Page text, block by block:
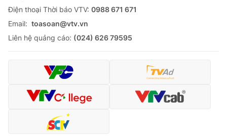
Ðiện thoại Thời báo VTV: 0988 671 671
Email: toasoan@vtv.vn
Liên hệ quảng cáo: (024) 626 79595